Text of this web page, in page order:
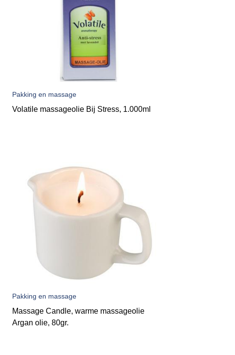
Pakking en massage
Volatile massageolie Bij Stress, 1.000ml
Pakking en massage
Massage Candle, warme massageolie
Argan olie, 80gr.